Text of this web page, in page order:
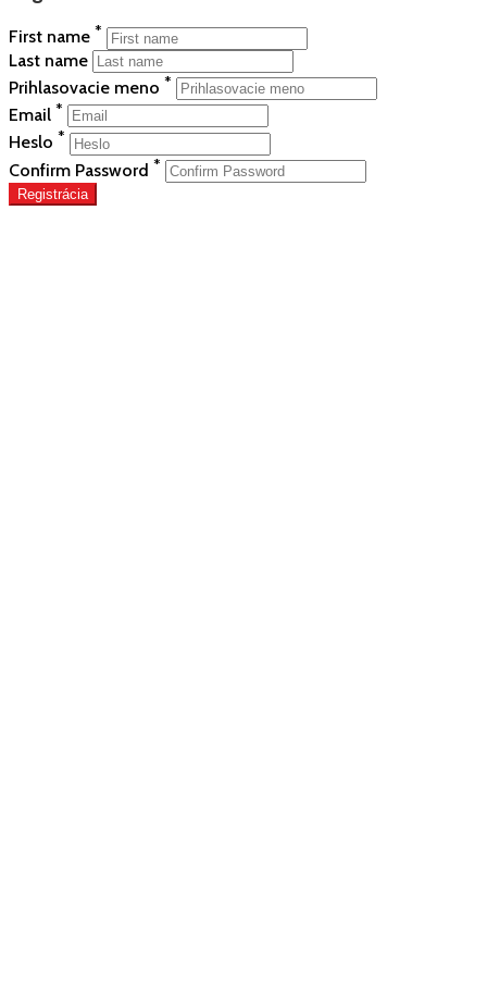
First name *
Last name
Prihlasovacie meno *
Email *
Heslo *
Confirm Password *
Registrácia